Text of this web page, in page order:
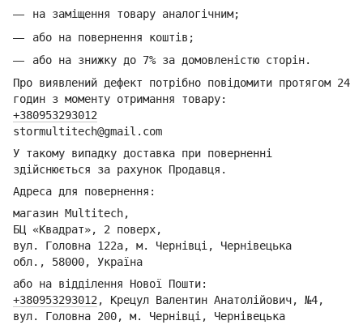
на заміщення товару аналогічним;
або на повернення коштів;
або на знижку до 7% за домовленістю сторін.
Про виявлений дефект потрібно повідомити протягом 24
годин з моменту отримання товару:
+380953293012
stormultitech@gmail.com
У такому випадку доставка при поверненні
здійснюється за рахунок Продавця.
Адреса для повернення:
магазин Multitech,
БЦ «Квадрат», 2 поверх,
вул. Головна 122а, м. Чернівці, Чернівецька
обл., 58000, Україна
або на відділення Нової Пошти:
+380953293012, Крецул Валентин Анатолійович, №4,
вул. Головна 200, м. Чернівці, Чернівецька